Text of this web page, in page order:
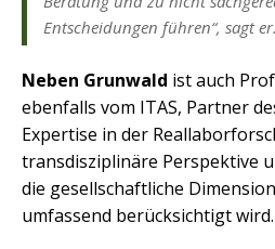
Entscheidungen führen“, sagt er.
Neben Grunwald ist auch
ebenfalls vom ITAS, Partner
Expertise in der
transdisziplinäre Perspektive
die gesellschaftliche
umfassend berücksichtigt wird.